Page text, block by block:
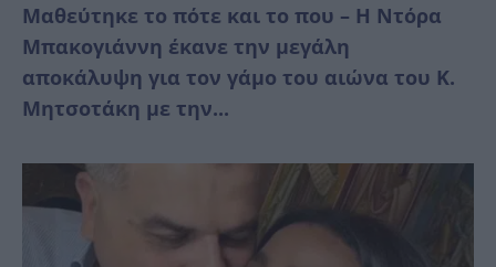
Μαθεύτηκε το πότε και το που – Η Ντόρα
Μπακογιάννη έκανε την μεγάλη
αποκάλυψη για τον γάμο του αιώνα του Κ.
Μητσοτάκη με την...